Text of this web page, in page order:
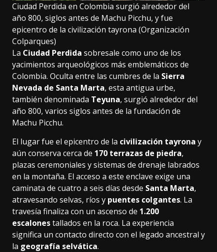
Ciudad Perdida en Colombia surgió alrededor del
año 800, siglos antes de Machu Picchu, y fue
epicentro de la civilización tayrona (Organización
Colparques)
La Ciudad Perdida sobresale como uno de los
yacimientos arqueológicos más emblemáticos de
Colombia. Oculta entre las cumbres de la Sierra
Nevada de Santa Marta, esta antigua urbe,
también denominada Teyuna, surgió alrededor del
año 800, varios siglos antes de la fundación de
Machu Picchu.
El lugar fue el epicentro de la civilización tayrona y
aún conserva cerca de 170 terrazas de piedra,
plazas ceremoniales y sistemas de drenaje labrados
en la montaña. El acceso a este enclave exige una
caminata de cuatro a seis días desde Santa Marta,
atravesando selvas, ríos y puentes colgantes. La
travesía finaliza con un ascenso de 1.200
escalonestallados en la roca. La experiencia
significa un contacto directo con el legado ancestral y
la geografía selvática.